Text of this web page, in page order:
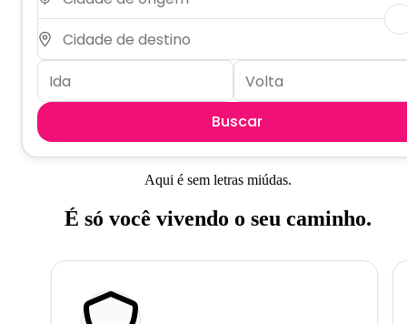
Buscar
Aqui é sem letras miúdas.
É só você vivendo o seu caminho.